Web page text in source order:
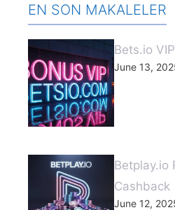
EN SON MAKALELER
Bets.io
June 13,
Betplay.io
Cashback
June 12,